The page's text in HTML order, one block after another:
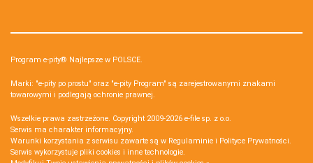
Program e-pity® Najlepsze w POLSCE.
Marki: "e-pity po prostu" oraz "e-pity Program" są zarejestrowanymi znakami
towarowymi i podlegają ochronie prawnej.
Wszelkie prawa zastrzeżone. Copyright 2009-2026 e-file sp. z o.o.
Serwis ma charakter informacyjny.
Warunki korzystania z serwisu zawarte są w Regulaminie i Polityce Prywatności.
Serwis wykorzystuje pliki cookies i inne technologie.